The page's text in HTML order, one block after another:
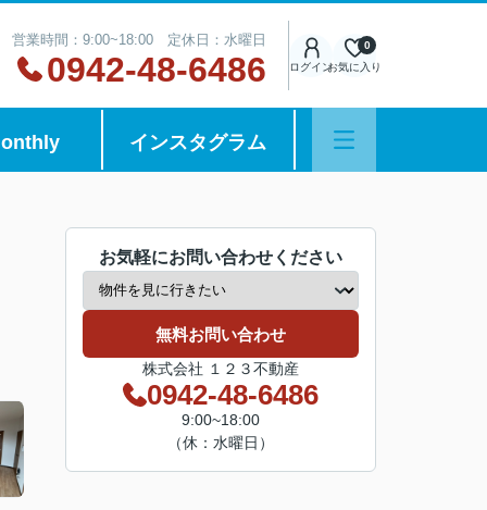
営業時間：9:00~18:00 定休日：水曜日
0942-48-6486 ログインお気に入り
0
インスタグラム
お気軽にお問い合わせください
無料お問い合わせ
株式会社 １２３不動産
0942-48-6486
9:00~18:00
（休：水曜日）